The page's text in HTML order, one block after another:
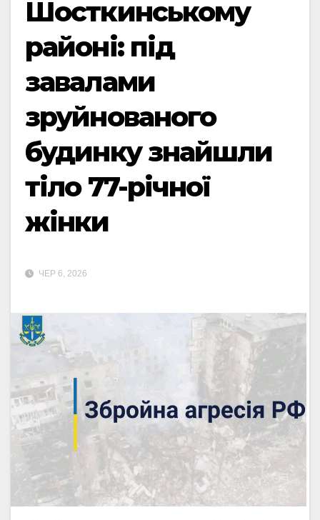
Шосткинському
районі: під
завалами
зруйнованого
будинку знайшли
тіло 77-річної
жінки
ЧЕР 6, 2026